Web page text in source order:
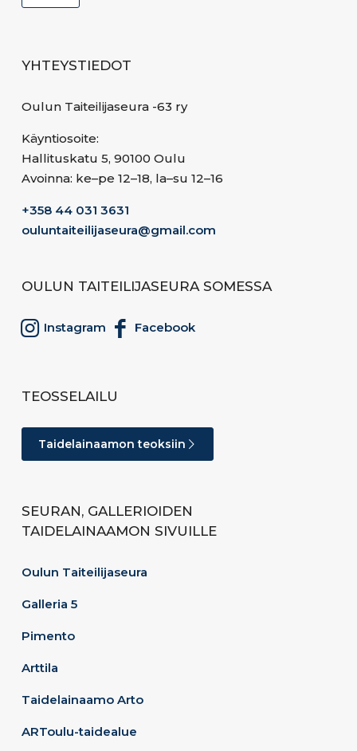
YHTEYSTIEDOT
Oulun Taiteilijaseura -63 ry
Käyntiosoite:
Hallituskatu 5, 90100 Oulu
Avoinna: ke–pe 12–18, la–su 12–16
+358 44 031 3631
ouluntaiteilijaseura@gmail.com
OULUN TAITEILIJASEURA SOMESSA
Instagram Facebook
TEOSSELAILU
Taidelainaamon teoksiin
SEURAN, GALLERIOIDEN
TAIDELAINAAMON SIVUILLE
Oulun Taiteilijaseura
Galleria 5
Pimento
Arttila
Taidelainaamo Arto
ARToulu-taidealue